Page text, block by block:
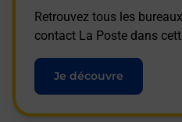
Retrouvez tous les
contact La Poste dans
Je découvre